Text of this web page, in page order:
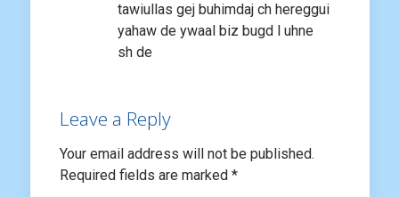
tawiullas gej buhimdaj ch hereggui
yahaw de ywaal biz bugd l uhne
sh de
Leave a Reply
Your email address will not be published.
Required fields are marked *